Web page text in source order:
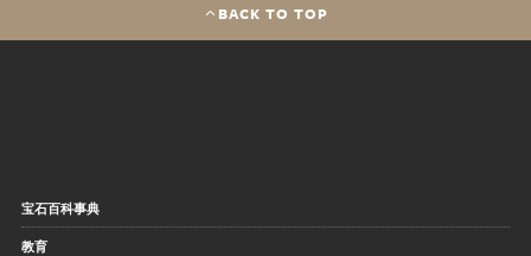
BACK TO TOP
宝石百科事典
教育